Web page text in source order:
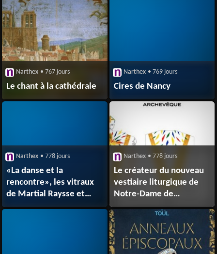
Narthex • 767 jours
Le chant à la cathédrale
Narthex • 769 jours
Cires de Nancy
Narthex • 778 jours
«La danse et la
rencontre», les vitraux
de Martial Raysse et
Jean-Dominique Fleury
Narthex • 778 jours
Le créateur du nouveau
vestiaire liturgique de
Notre-Dame de
Paris dévoilé